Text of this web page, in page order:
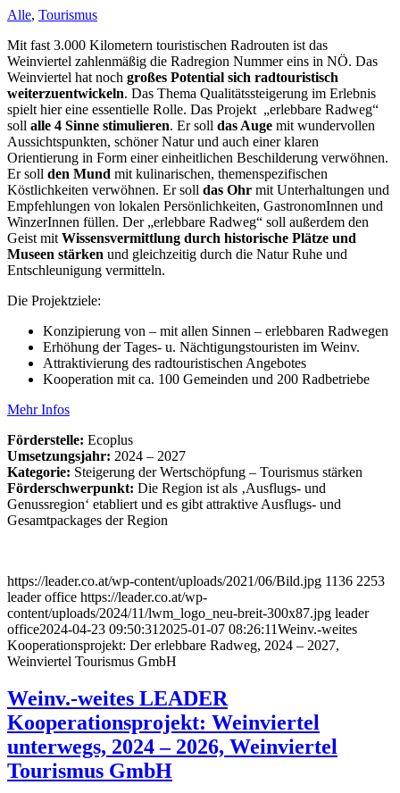
Alle, Tourismus
Mit fast 3.000 Kilometern touristischen Radrouten ist das
Weinviertel zahlenmäßig die Radregion Nummer eins in NÖ. Das
Weinviertel hat noch großes Potential sich radtouristisch
weiterzuentwickeln. Das Thema Qualitätssteigerung im Erlebnis
spielt hier eine essentielle Rolle. Das Projekt „erlebbare Radweg“
soll alle 4 Sinne stimulieren. Er soll das Auge mit wundervollen
Aussichtspunkten, schöner Natur und auch einer klaren
Orientierung in Form einer einheitlichen Beschilderung verwöhnen.
Er soll den Mund mit kulinarischen, themenspezifischen
Köstlichkeiten verwöhnen. Er soll das Ohr mit Unterhaltungen und
Empfehlungen von lokalen Persönlichkeiten, GastronomInnen und
WinzerInnen füllen. Der „erlebbare Radweg“ soll außerdem den
Geist mit Wissensvermittlung durch historische Plätze und
Museen stärken und gleichzeitig durch die Natur Ruhe und
Entschleunigung vermitteln.
Die Projektziele:
Konzipierung von – mit allen Sinnen – erlebbaren Radwegen
Erhöhung der Tages- u. Nächtigungstouristen im Weinv.
Attraktivierung des radtouristischen Angebotes
Kooperation mit ca. 100 Gemeinden und 200 Radbetriebe
Mehr Infos
Förderstelle: Ecoplus
Umsetzungsjahr: 2024 – 2027
Kategorie: Steigerung der Wertschöpfung – Tourismus stärken
Förderschwerpunkt: Die Region ist als ‚Ausflugs- und
Genussregion‘ etabliert und es gibt attraktive Ausflugs- und
Gesamtpackages der Region
https://leader.co.at/wp-content/uploads/2021/06/Bild.jpg 1136 2253
leader office https://leader.co.at/wp-
content/uploads/2024/11/lwm_logo_neu-breit-300x87.jpg leader
office2024-04-23 09:50:31 2025-01-07 08:26:11Weinv.-weites
Kooperationsprojekt: Der erlebbare Radweg, 2024 – 2027,
Weinviertel Tourismus GmbH
Weinv.-weites LEADER
Kooperationsprojekt: Weinviertel
unterwegs, 2024 – 2026, Weinviertel
Tourismus GmbH